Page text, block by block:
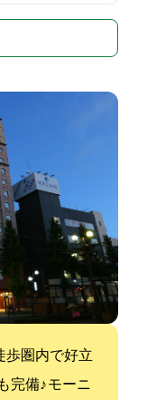
歩圏内で好立
も完備♪ モーニ